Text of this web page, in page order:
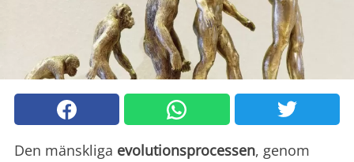
Den mänskliga evolutionsprocessen, genom